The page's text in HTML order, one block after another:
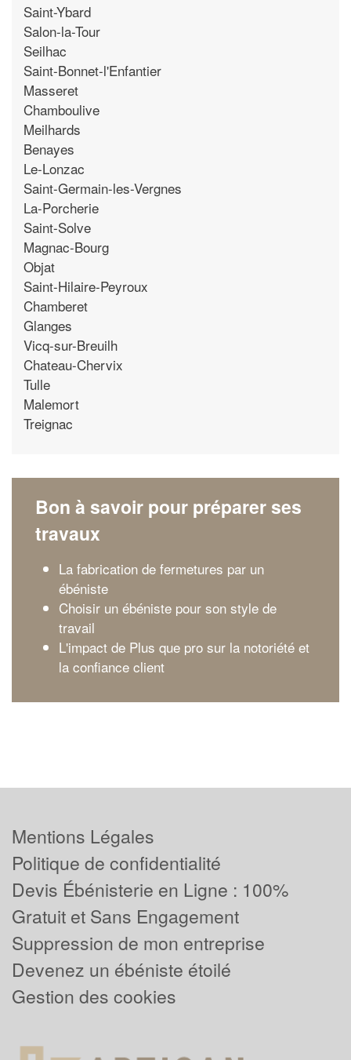
Saint-Ybard
Salon-la-Tour
Seilhac
Saint-Bonnet-l'Enfantier
Masseret
Chamboulive
Meilhards
Benayes
Le-Lonzac
Saint-Germain-les-Vergnes
La-Porcherie
Saint-Solve
Magnac-Bourg
Objat
Saint-Hilaire-Peyroux
Chamberet
Glanges
Vicq-sur-Breuilh
Chateau-Chervix
Tulle
Malemort
Treignac
Bon à savoir pour préparer ses
travaux
La fabrication de fermetures par un
ébéniste
Choisir un ébéniste pour son style de
travail
L'impact de Plus que pro sur la notoriété et
la confiance client
Mentions Légales
Politique de confidentialité
Devis Ébénisterie en Ligne : 100%
Gratuit et Sans Engagement
Suppression de mon entreprise
Devenez un ébéniste étoilé
Gestion des cookies